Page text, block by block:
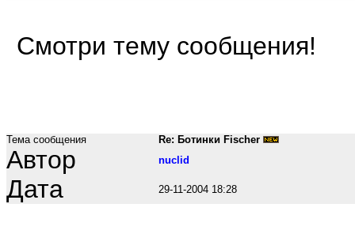
Смотри тему сообщения!
Тема сообщения Re: Ботинки Fischer
Автор nuclid
Дата 29-11-2004 18:28